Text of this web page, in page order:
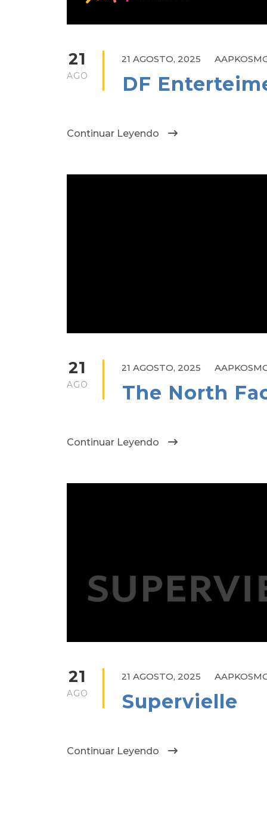
21
AGO
21 AGOSTO, 2025
DF
Continuar Leyendo
21
AGO
21 AGOSTO, 2025
The North
Continuar Leyendo
21
AGO
21 AGOSTO, 2025
Supervielle
Continuar Leyendo